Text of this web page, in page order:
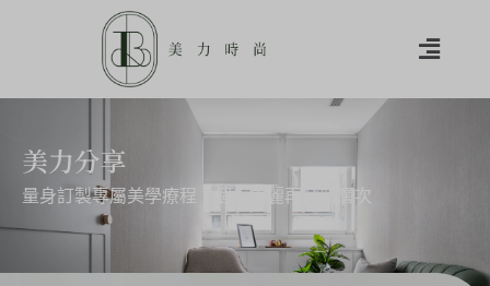
美力分享
量身訂製專屬美學療程，個人美麗再升新層次